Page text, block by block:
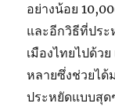
อย่างน้อย
และอีกวิธีที่ประ
เมืองไทยไปด้ว
หลายซึ่งช่วยไ
ประหยัดแบบสุด